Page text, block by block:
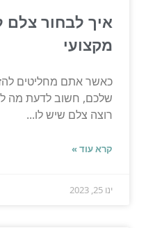
איך לבחור צלם
מקצועי
כאשר אתם מחליטים
שלכם, חשוב לדעת מה
רוצה צלם שיש לו...
קרא עוד »
ינו 25, 2023